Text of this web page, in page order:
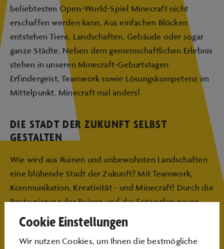
beliebtesten Open-World-Spiel Minecraft nicht
erschaffen werden kann. Aus einfachen Blöcken
entstehen Tiere, Landschaften, Gebäude oder sogar
ganze Städte. Neben dem gemeinschaftlichen Erlebnis
stehen in unseren Minecraft-Geburtstagen
Erfindergeist, Teamwork sowie Lösungskompetenz im
Mittelpunkt. Minecraft mal anders!
DIE STADT DER ZUKUNFT SELBST
GESTALTEN
Wie wird aus Ruinen und unbewohnten Landschaften
eine blühende Stadt der Zukunft? Mit Teamwork,
Kommunikation, Kreativität - und Minecraft! Durch die
Restaurierung der Ruinen und das Entwerfen neuer
Bauwerke gestalten die Kinder eine Welt nach ihren
eigenen Ideen. So lernen sie nicht nur, sich im digitalen
Open-World-Spiel zurechtzufinden, sondern auch ihre
Cookie Einstellungen
Wir nutzen Cookies, um Ihnen die bestmögliche